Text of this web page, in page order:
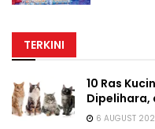
TERKINI
10 Ras
Dipelihara,
6 AUGUST